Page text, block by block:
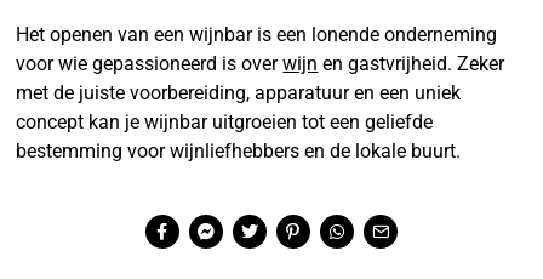
Het openen van een wijnbar is een lonende onderneming
voor wie gepassioneerd is overwijn en gastvrijheid. Zeker
met de juiste voorbereiding, apparatuur en een uniek
concept kan je wijnbar uitgroeien tot een geliefde
bestemming voor wijnliefhebbers en de lokale buurt.